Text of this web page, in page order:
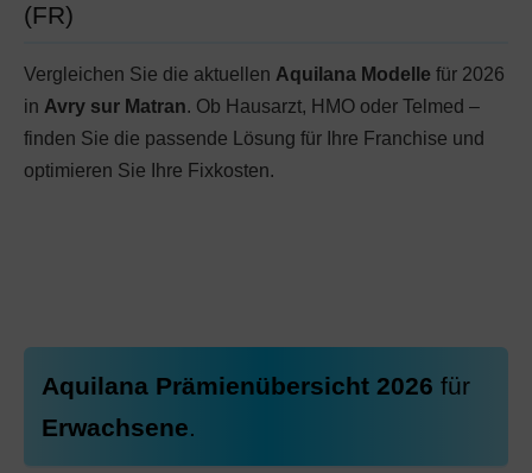
(FR)
Vergleichen Sie die aktuellen Aquilana Modelle für 2026
in Avry sur Matran. Ob Hausarzt, HMO oder Telmed –
finden Sie die passende Lösung für Ihre Franchise und
optimieren Sie Ihre Fixkosten.
Aquilana Prämienübersicht 2026 für
Erwachsene.